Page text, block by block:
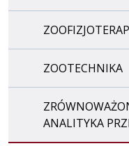
ZOOTECHNIKA
ANALITYKA